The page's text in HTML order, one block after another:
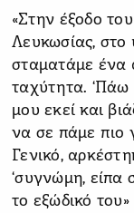
«Στην έξοδο
Λευκωσίας, στο
σταματάμε ένα
ταχύτητα. ‘Πάω
μου εκεί και
να σε πάμε πιο
Γενικό,
‘συγνώμη, είπα
το εξώδικό του»